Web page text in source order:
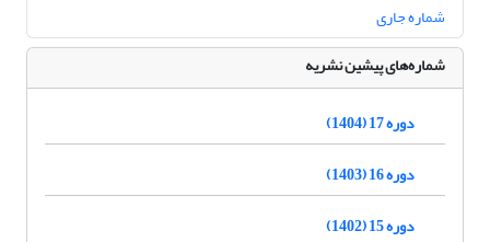
شماره جاری
شماره‌های پیشین نشریه
دوره 17 (1404)
دوره 16 (1403)
دوره 15 (1402)